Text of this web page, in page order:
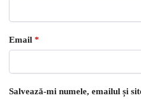
Email *
Salvează-mi numele, emailul și